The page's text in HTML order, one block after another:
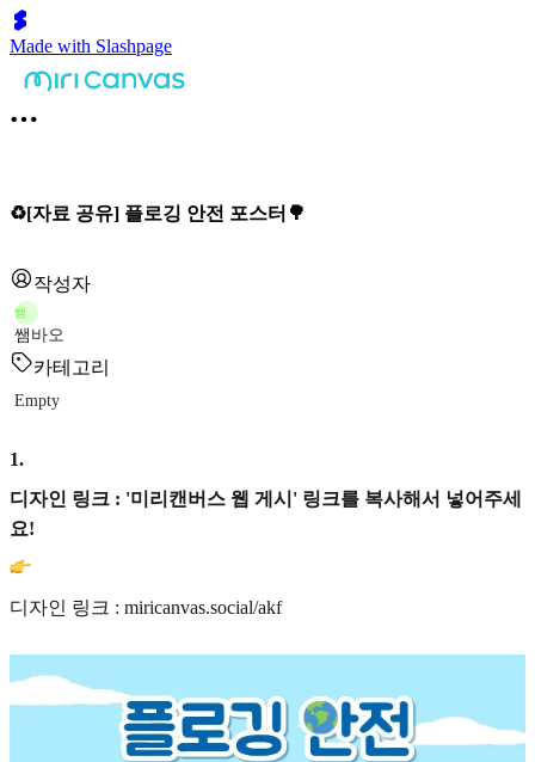
Made with Slashpage
♻️[자료 공유] 플로깅 안전 포스터🌳
작성자
쌤
쌤바오
카테고리
Empty
1.
디자인 링크 : '미리캔버스 웹 게시' 링크를 복사해서 넣어주세
요!
디자인 링크 : miricanvas.social/akf